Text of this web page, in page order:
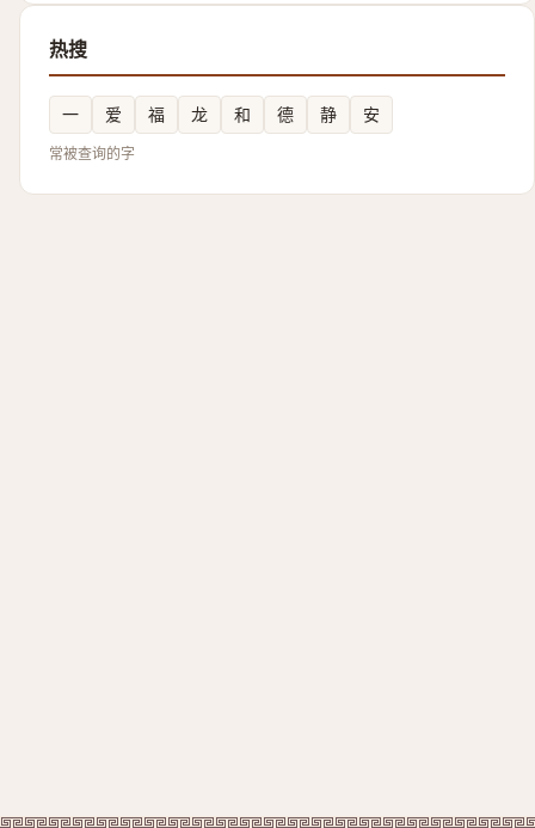
热搜
一 爱 福 龙 和 德 静 安
常被查询的字